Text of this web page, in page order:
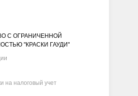
С ОГРАНИЧЕННОЙ
"КРАСКИ ГАУДИ"
на налоговый учет